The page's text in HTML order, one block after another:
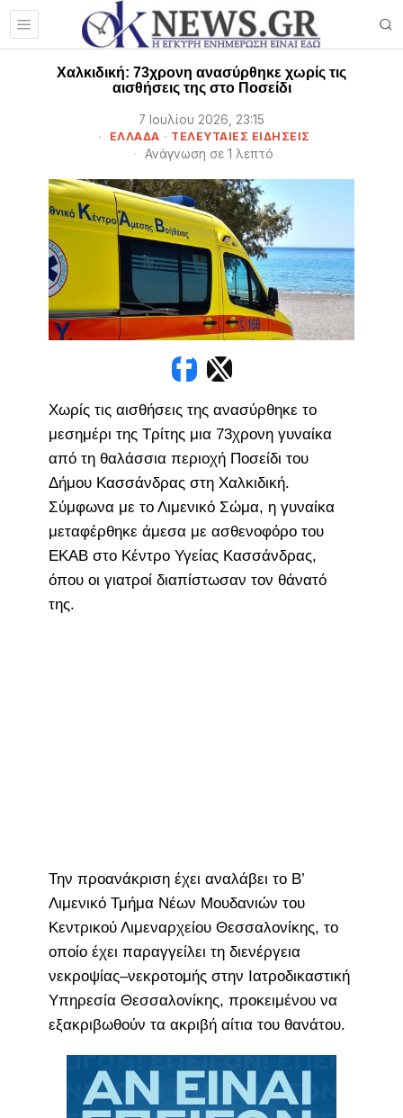
Χαλκιδική: 73χρονη ανασύρθηκε χωρίς τις
αισθήσεις της στο Ποσείδι
7 Ιουλίου 2026, 23:15
ΕΛΛΑΔΑ · ΤΕΛΕΥΤΑΙΕΣ ΕΙΔΗΣΕΙΣ
Ανάγνωση σε 1 λεπτό
Χωρίς τις αισθήσεις της ανασύρθηκε το
μεσημέρι της Τρίτης μια 73χρονη γυναίκα
από τη θαλάσσια περιοχή Ποσείδι του
Δήμου Κασσάνδρας στη Χαλκιδική.
Σύμφωνα με το Λιμενικό Σώμα, η γυναίκα
μεταφέρθηκε άμεσα με ασθενοφόρο του
ΕΚΑΒ στο Κέντρο Υγείας Κασσάνδρας,
όπου οι γιατροί διαπίστωσαν τον θάνατό
της.
Την προανάκριση έχει αναλάβει το Β’
Λιμενικό Τμήμα Νέων Μουδανιών του
Κεντρικού Λιμεναρχείου Θεσσαλονίκης, το
οποίο έχει παραγγείλει τη διενέργεια
νεκροψίας–νεκροτομής στην Ιατροδικαστική
Υπηρεσία Θεσσαλονίκης, προκειμένου να
εξακριβωθούν τα ακριβή αίτια του θανάτου.